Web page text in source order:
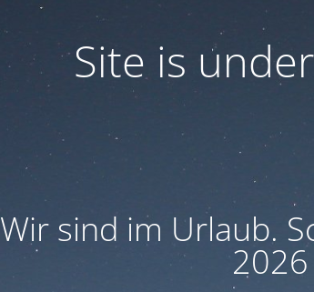
Site is
Wir sind im Urlaub.